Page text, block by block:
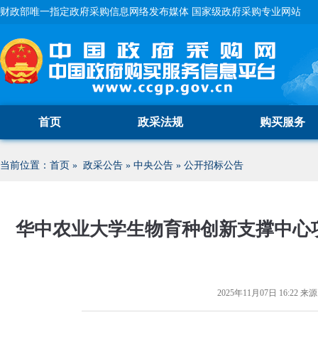
财政部唯一指定政府采购信息网络发布媒体 国家级政府采购专业网站
首页 政采法规 购买服务
当前位置： 首页 » 政采公告 » 中央公告 » 公开招标公告
华中农业大学生物育种创新支撑中
2025年11月07日 16:22 来